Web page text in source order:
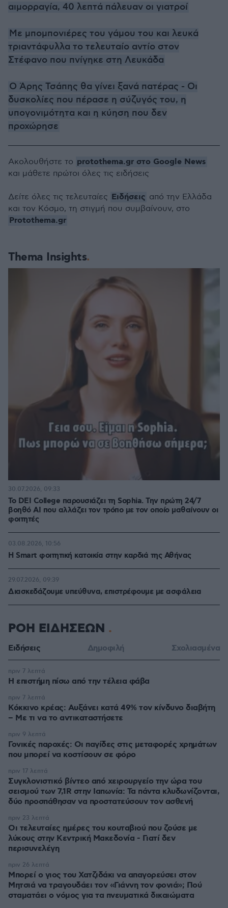
αιμορραγία, 40 λεπτά πάλευαν οι γιατροί
Με μπομπονιέρες του γάμου του και λευκά
τριαντάφυλλα το τελευταίο αντίο στον
Στέφανο που πνίγηκε στη Λευκάδα
Ο Άρης Τσάπης θα γίνει ξανά πατέρας - Οι
δυσκολίες που πέρασε η σύζυγός του, η
υπογονιμότητα και η κύηση που δεν
προχώρησε
Thema Insights
Το DEI College παρουσιάζει τη Sophia. Την πρώτη 24/7
βοηθό AI που αλλάζει τον τρόπο με τον οποίο μαθαίνουν οι
φοιτητές
30.07.2026, 09:33
Η Smart φοιτητική κατοικία στην καρδιά της Αθήνας
03.08.2026, 10:56
Διασκεδάζουμε υπεύθυνα, επιστρέφουμε με ασφάλεια
29.07.2026, 09:39
Ακολουθήστε το protothema.gr στο Google News
και μάθετε πρώτοι όλες τις ειδήσεις
Δείτε όλες τις τελευταίες Ειδήσεις από την Ελλάδα
και τον Κόσμο, τη στιγμή που συμβαίνουν, στο
Protothema.gr
ΡΟΗ ΕΙΔΗΣΕΩΝ
Ειδήσεις Δημοφιλή Σχολιασμένα
Η επιστήμη πίσω από την τέλεια φάβα
πριν 7 λεπτά
Κόκκινο κρέας: Αυξάνει κατά 49% τον κίνδυνο διαβήτη
– Με τι να το αντικαταστήσετε
πριν 7 λεπτά
Γονικές παροχές: Οι παγίδες στις μεταφορές χρημάτων
που μπορεί να κοστίσουν σε φόρο
πριν 9 λεπτά
Συγκλονιστικό βίντεο από χειρουργείο την ώρα του
σεισμού των 7,1R στην Ιαπωνία: Τα πάντα κλυδωνίζονται,
δύο προσπάθησαν να προστατεύσουν τον ασθενή
πριν 17 λεπτά
Οι τελευταίες ημέρες του κουταβιού που ζούσε με
λύκους στην Κεντρική Μακεδονία - Γιατί δεν
περισυνελέγη
πριν 23 λεπτά
Μπορεί ο γιος του Χατζιδάκι να απαγορεύσει στον
Μητσιά να τραγουδάει τον «Γιάννη τον φονιά»; Πού
σταματάει ο νόμος για τα πνευματικά δικαιώματα
πριν 26 λεπτά